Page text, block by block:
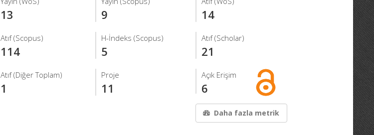
13 9 14
Atıf (Scopus)
114
H-İndeks (Scopus)
5
Atıf (Scholar)
21
Atıf (Diğer Toplam)
1
Proje
11
Açık Erişim
6
Daha fazla metrik